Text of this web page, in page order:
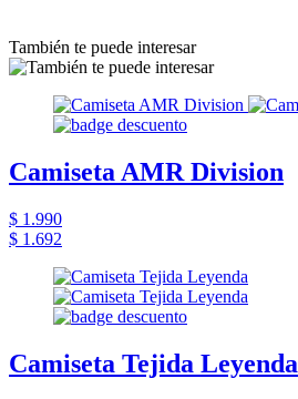
También te puede interesar
Camiseta AMR Division
$ 1.990
$ 1.692
Camiseta Tejida Leyenda